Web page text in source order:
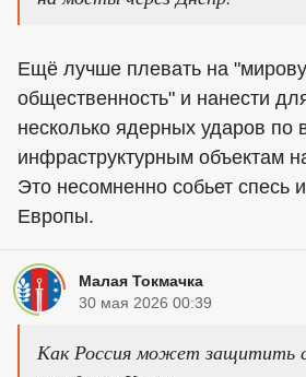
Ещё лучше плевать на
общественность" и нанести
несколько ядерных ударов по
инфраструктурным объектам
Это несомненно собьет спесь
Европы.
Малая Токмачка
30 мая 2026 00:39
Как Россия может защитить